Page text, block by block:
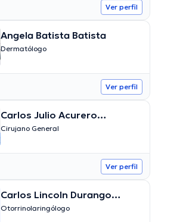
Ver perfil
Angela Batista Batista
Dermatólogo
Ver perfil
Carlos Julio Acurero
Betancourt
Cirujano General
Ver perfil
Carlos Lincoln Durango
Espinoza
Otorrinolaringólogo